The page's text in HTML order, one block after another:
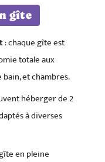
gîte
: chaque gîte est
totale aux
bain, et chambres.
héberger de 2
à diverses
gîte en pleine